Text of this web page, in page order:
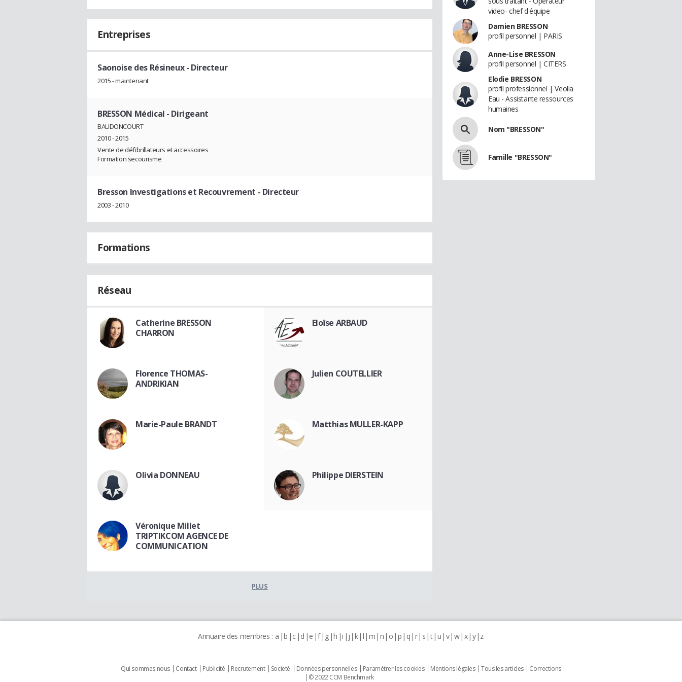
Entreprises
Saonoise des Résineux- Directeur
2015 - maintenant
BRESSON Médical - Dirigeant
BAUDONCOURT
2010 - 2015
Vente de défibrillateurs et accessoires
Formation secourisme
Bresson Investigations et Recouvrement - Directeur
2003 - 2010
Formations
Réseau
Catherine BRESSON
CHARRON
Eloïse ARBAUD
Florence THOMAS-
ANDRIKIAN
Julien COUTELLIER
Marie-Paule BRANDT Matthias MULLER-KAPP
Olivia DONNEAU Philippe DIERSTEIN
Véronique Millet
TRIPTIKCOM AGENCE DE
COMMUNICATION
PLUS
video- chef d'équipe
Damien BRESSON
profil personnel | PARIS
Anne-Lise BRESSON
profil personnel | CITERS
Elodie BRESSON
profil professionnel | Veolia
Eau - Assistante ressources
humaines
Nom "BRESSON"
Famille "BRESSON"
Annuaire des membres : a b c d e f g h i j k l m n o p q r s t u v w x y z
Qui sommes nous Contact Publicité Recrutement Societé Données personnelles Paramétrer les cookies Mentions légales Tous les articles
Corrections
© 2022 CCM Benchmark